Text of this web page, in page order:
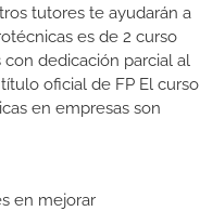
tutores te ayudarán a
es de 2 curso
dedicación parcial al
oficial de FP El curso
en empresas son
en mejorar